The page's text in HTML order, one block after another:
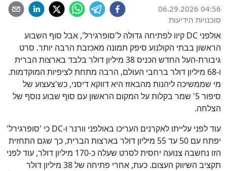
06.29.2026 04:56
סוכנויות הידיעות
אולפני DC קיוו לפתיחה גדולה ל'סופרגירל', אבל סוף השבוע
הראשון בבתי הקולנוע סיפק תמונה מאכזבת הרבה יותר. סרט
גיבורת-העל החדש הכניס 38 מיליון דולר בלבד בארצות הברית
ו-68 מיליון דולר ברחבי העולם, הרבה מתחת לציפיות המוקדמות.
מי שממשיכה ליהנות מהבאזז היא דווקא דיסני, כש'צעצוע של
סיפור 5' שמר בקלות על המקום הראשון עם סוף שבוע נוסף של
הצלחה.
עוד לפני עלייתו לאקרנים העריכו באולפני וורנר ו-DC כי 'סופרגירל'
יפתח עם 50 עד 55 מיליון דולר בארצות הברית, כך שגם התחזית
הזו נחשבה צנועה יחסית לסרט שעלה כ-170 מיליון דולר, עוד לפני
תקציב השיווק העצום. כעת, אחרי פתיחה של 38 מיליון דולר